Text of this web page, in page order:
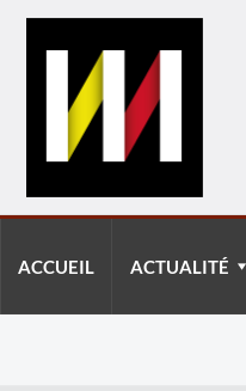
ACCUEIL ACTUALITÉ